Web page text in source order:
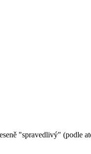
"spravedlivý" (podle